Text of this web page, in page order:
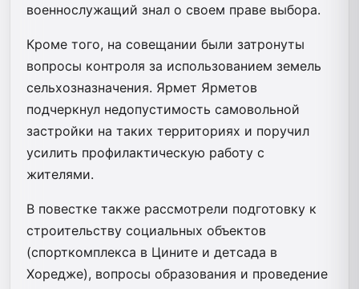
военнослужащий знал о своем праве выбора.
Кроме того, на совещании были затронуты
вопросы контроля за использованием земель
сельхозназначения. Ярмет Ярметов
подчеркнул недопустимость самовольной
застройки на таких территориях и поручил
усилить профилактическую работу с
жителями.
В повестке также рассмотрели подготовку к
строительству социальных объектов
(спорткомплекса в Цините и детсада в
Хоредже), вопросы образования и проведение